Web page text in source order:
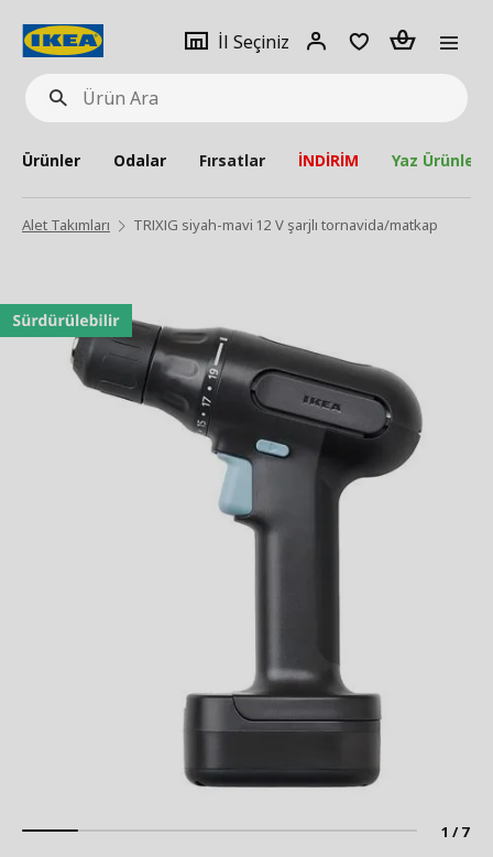
Ürün
Ara
İl Seçiniz
Giriş
Adet
Ürünler Odalar Fırsatlar İNDİRİM Yaz Ürünleri
Alet Takımları TRIXIG siyah-mavi 12 V şarjlı tornavida/matkap
1 / 7